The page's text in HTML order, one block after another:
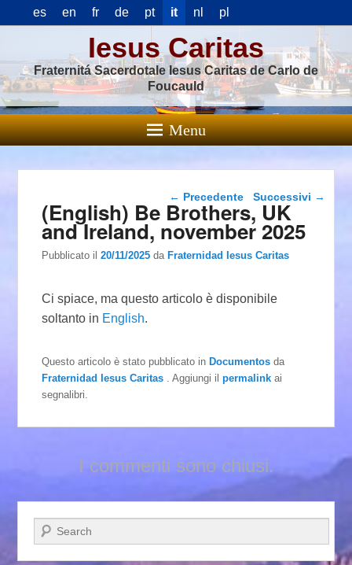
es en fr de pt it nl pl
Iesus Caritas
Fraternitá Sacerdotale Iesus Caritas de Carlo de
Foucauld
Menu
Navigazione articolo
← Precedente Successivi →
(English) Be Brothers, UK
and Ireland, november 2025
Pubblicato il20/11/2025 daFraternidad Iesus Caritas
Ci spiace, ma questo articolo è disponibile
soltanto in English.
Questo articolo è stato pubblicato inDocumentos da
Fraternidad Iesus Caritas
. Aggiungi ilpermalink ai
segnalibri.
I commenti sono chiusi.
Cerca